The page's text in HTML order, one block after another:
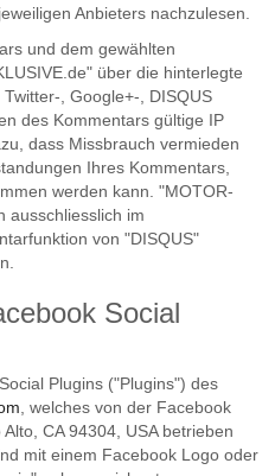
Anbieters nachzulesen.
und dem gewählten
über die hinterlegte
, Google+-, DISQUS
des Kommentars gültige IP
dass Missbrauch vermieden
Ihres Kommentars,
werden kann. "MOTOR-
ausschliesslich im
von "DISQUS"
Social
Plugins ("Plugins") des
, welches von der Facebook
CA 94304, USA betrieben
mit einem Facebook Logo oder